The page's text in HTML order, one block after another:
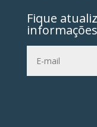
Fique
informações